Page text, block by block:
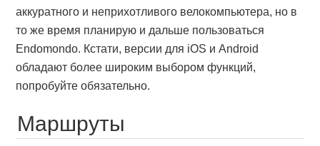
аккуратного и неприхотливого велокомпьютера, но в
то же время планирую и дальше пользоваться
Endomondo. Кстати, версии для iOS и Android
обладают более широким выбором функций,
попробуйте обязательно.
Маршруты